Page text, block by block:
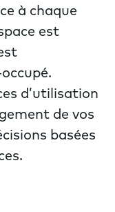
à chaque
est
d’utilisation
de vos
basées